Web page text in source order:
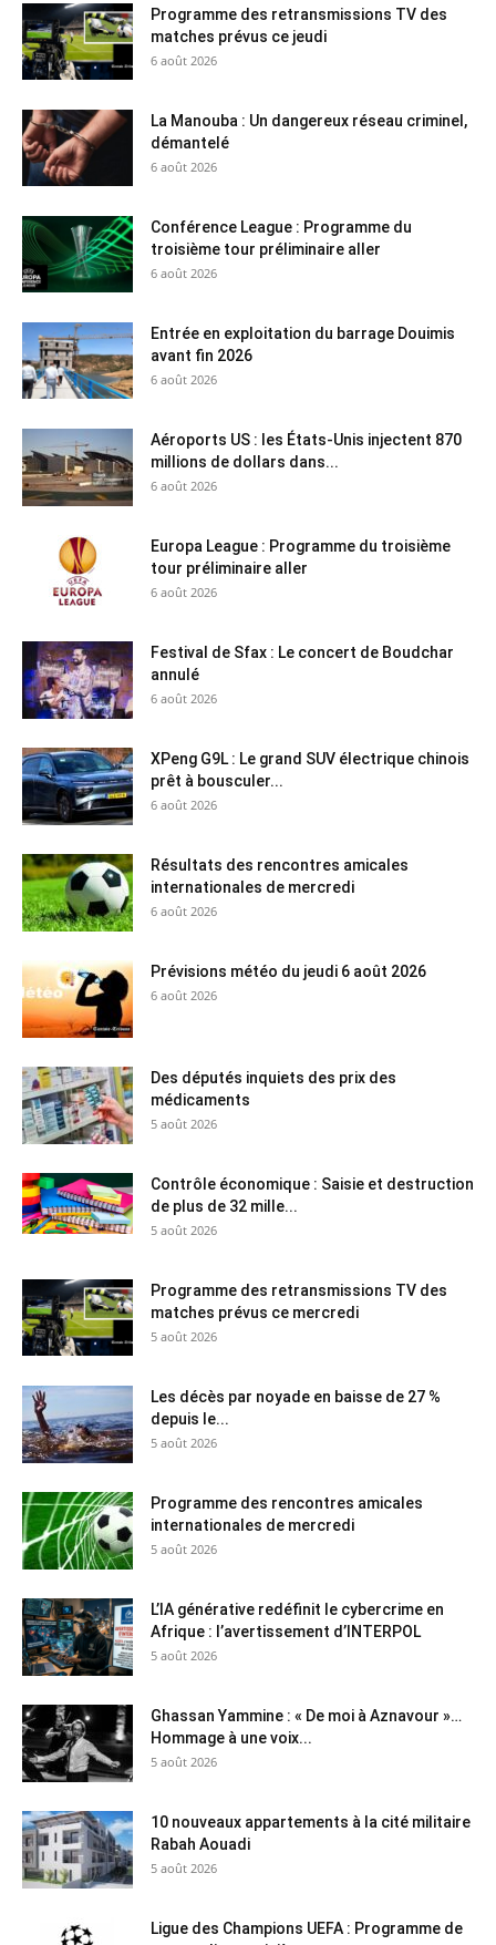
Programme des retransmissions TV des
matches prévus ce jeudi
6 août 2026
La Manouba : Un dangereux réseau criminel,
démantelé
6 août 2026
Conférence League : Programme du
troisième tour préliminaire aller
6 août 2026
Entrée en exploitation du barrage Douimis
avant fin 2026
6 août 2026
Aéroports US : les États-Unis injectent 870
millions de dollars dans...
6 août 2026
Europa League : Programme du troisième
tour préliminaire aller
6 août 2026
Festival de Sfax : Le concert de Boudchar
annulé
6 août 2026
XPeng G9L : Le grand SUV électrique chinois
prêt à bousculer...
6 août 2026
Résultats des rencontres amicales
internationales de mercredi
6 août 2026
Prévisions météo du jeudi 6 août 2026
6 août 2026
Des députés inquiets des prix des
médicaments
5 août 2026
Contrôle économique : Saisie et destruction
de plus de 32 mille...
5 août 2026
Programme des retransmissions TV des
matches prévus ce mercredi
5 août 2026
Les décès par noyade en baisse de 27 %
depuis le...
5 août 2026
Programme des rencontres amicales
internationales de mercredi
5 août 2026
L’IA générative redéfinit le cybercrime en
Afrique : l’avertissement d’INTERPOL
5 août 2026
Ghassan Yammine : « De moi à Aznavour »…
Hommage à une voix...
5 août 2026
10 nouveaux appartements à la cité militaire
Rabah Aouadi
5 août 2026
Ligue des Champions UEFA : Programme de